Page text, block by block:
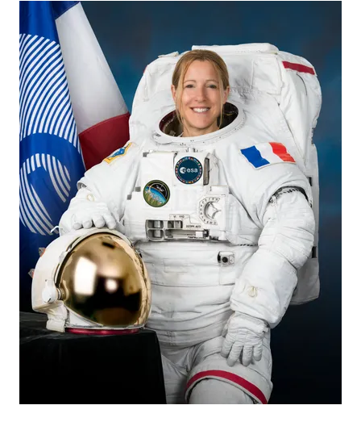
Agrandir